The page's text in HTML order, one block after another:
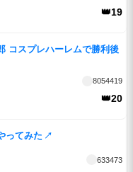
👑19
コスプレハーレムで勝利後
8054419
👑20
ってみた ↗
633473